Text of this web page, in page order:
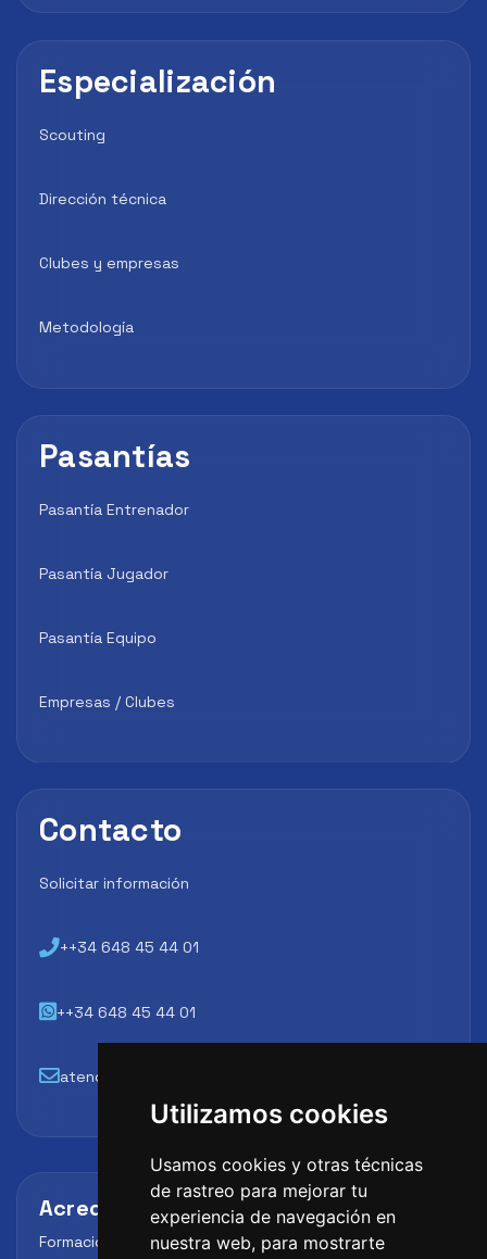
Utilizamos cookies
Usamos cookies y otras técnicas
de rastreo para mejorar tu
experiencia de navegación en
nuestra web, para mostrarte
Especialización
Scouting
Dirección técnica
Clubes y empresas
Metodología
Pasantías
Pasantía Entrenador
Pasantía Jugador
Pasantía Equipo
Empresas / Clubes
Contacto
Solicitar información
++34 648 45 44 01
++34 648 45 44 01
atencion@futbollab.com
Acreditaciones y alianzas
Formación, metodología y reconocimiento para